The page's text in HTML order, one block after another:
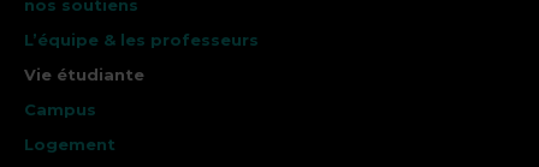
nos soutiens
L’équipe & les professeurs
Vie étudiante
Campus
Logement